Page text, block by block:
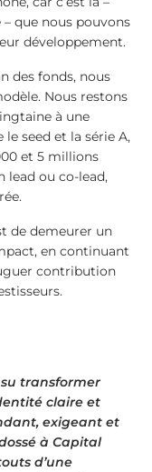
que nous pouvons
développement.
des fonds, nous
Nous restons
à une
seed et la série A,
et 5 millions
lead ou co-lead,
de demeurer un
en continuant
contribution
su transformer
claire et
exigeant et
à Capital
d’une